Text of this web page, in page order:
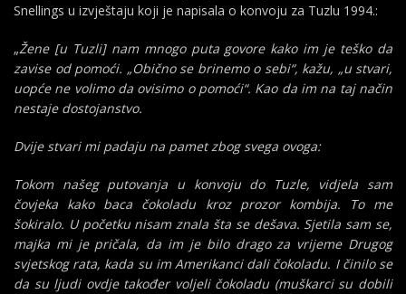
Snellings u izvještaju koji je napisala o konvoju za Tuzlu 1994.:
„Žene [u Tuzli] nam mnogo puta govore kako im je teško da
zavise od pomoći. „Obično se brinemo o sebi“, kažu, „u stvari,
uopće ne volimo da ovisimo o pomoći“. Kao da im na taj način
nestaje dostojanstvo.
Dvije stvari mi padaju na pamet zbog svega ovoga:
Tokom našeg putovanja u konvoju do Tuzle, vidjela sam
čovjeka kako baca čokoladu kroz prozor kombija. To me
šokiralo. U početku nisam znala šta se dešava. Sjetila sam se,
majka mi je pričala, da im je bilo drago za vrijeme Drugog
svjetskog rata, kada su im Amerikanci dali čokoladu. I činilo se
da su ljudi ovdje također voljeli čokoladu (muškarci su dobili